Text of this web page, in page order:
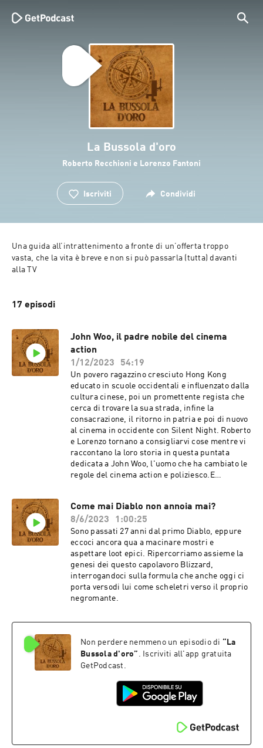
La Bussola d'oro
Roberto Recchioni e Lorenzo Fantoni
Iscriviti Condividi
Una guida all’intrattenimento a fronte di un’offerta troppo
vasta, che la vita è breve e non si può passarla (tutta) davanti
alla TV
17 episodi
John Woo, il padre nobile del cinema
action
1/12/2023
54:19
Un povero ragazzino cresciuto Hong Kong
educato in scuole occidentali e influenzato dalla
cultura cinese, poi un promettente regista che
cerca di trovare la sua strada, infine la
consacrazione, il ritorno in patria e poi di nuovo
al cinema in occidente con Silent Night. Roberto
e Lorenzo tornano a consigliarvi cose mentre vi
raccontano la loro storia in questa puntata
dedicata a John Woo, l'uomo che ha cambiato le
regole del cinema action e poliziesco.E
Come mai Diablo non annoia mai?
8/6/2023
1:00:25
Sono passati 27 anni dal primo Diablo, eppure
eccoci ancora qua a macinare mostri e
aspettare loot epici. Ripercorriamo assieme la
genesi dei questo capolavoro Blizzard,
interrogandoci sulla formula che anche oggi ci
porta versodi lui come scheletri verso il proprio
negromante.
Non perdere nemmeno un episodio di “ La
Bussola d'oro” . Iscriviti all'app gratuita
GetPodcast.